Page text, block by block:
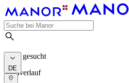
Meist gesucht
Suchverlauf
DE